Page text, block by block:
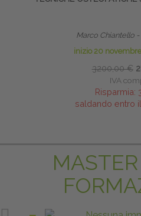
Marco Chiantello -
inizio 20
3200,00 €
IVA
Risparmia:
saldando entro